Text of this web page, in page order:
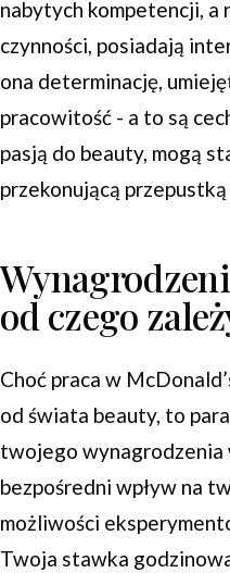
nabytych kompetencji,
czynności, posiadają
ona determinację,
pracowitość - a to są
pasją do beauty, mogą
przekonującą
od czego
Choć praca w
od świata beauty, to
twojego wynagrodzenia
bezpośredni wpływ na
możliwości
Twoja stawka